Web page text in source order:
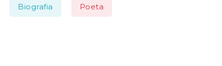
Biografia Poeta